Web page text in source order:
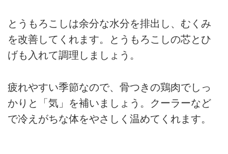
とうもろこしは余分な水分を排出し、むくみ
を改善してくれます。とうもろこしの芯とひ
げも入れて調理しましょう。
疲れやすい季節なので、骨つきの鶏肉でしっ
かりと「気」を補いましょう。クーラーなど
で冷えがちな体をやさしく温めてくれます。